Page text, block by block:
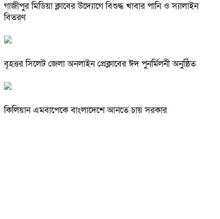
গাজীপুর মিডিয়া ক্লাবের উদ্যোগে বিশুদ্ধ খাবার পানি ও স্যালাইন
বিতরণ
বৃহত্তর সিলেট জেলা অনলাইন প্রেক্লাবের ঈদ পুনর্মিলনী অনুষ্ঠিত
কিলিয়ান এমবাপেকে বাংলাদেশে আনতে চায় সরকার